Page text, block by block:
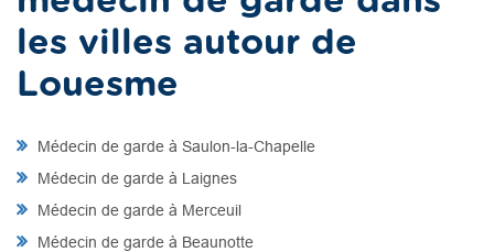
les villes autour de
Louesme
Médecin de garde à Saulon-la-Chapelle
Médecin de garde à Laignes
Médecin de garde à Merceuil
Médecin de garde à Beaunotte